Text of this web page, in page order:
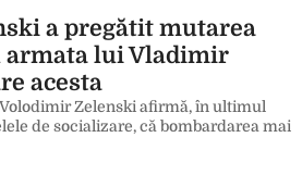
a pregătit mutarea
armata lui Vladimir
acesta
Zelenski afirmă, în ultimul
de socializare, că bombardarea mai